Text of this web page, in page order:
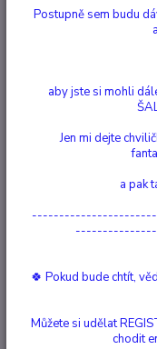
Story je vyroben z mosazi,
Náramek měří 16-22
Nejsme plátci DPH
Postupně sem budu
aby jste si mohli
Jen mi dejte
a pak
🍀 Pokud bude chtít,
Můžete si udělat
chodit